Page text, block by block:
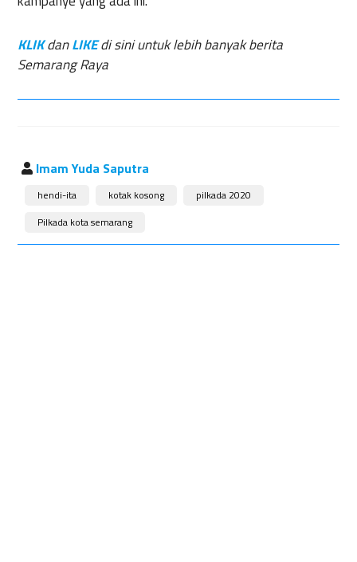
KLIKdanLIKEdi sini untuk lebih banyak berita
Semarang Raya
Imam Yuda Saputra
hendi-ita kotak kosong
pilkada 2020
Pilkada kota semarang